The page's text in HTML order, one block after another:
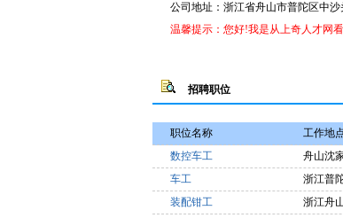
公司地址： 浙江省舟山市普陀区中沙
温馨提示：您好!我是从上奇人才网
招聘职位
职位名称 工作地
数控车工
舟山沈
车工
浙江普
装配钳工
浙江舟